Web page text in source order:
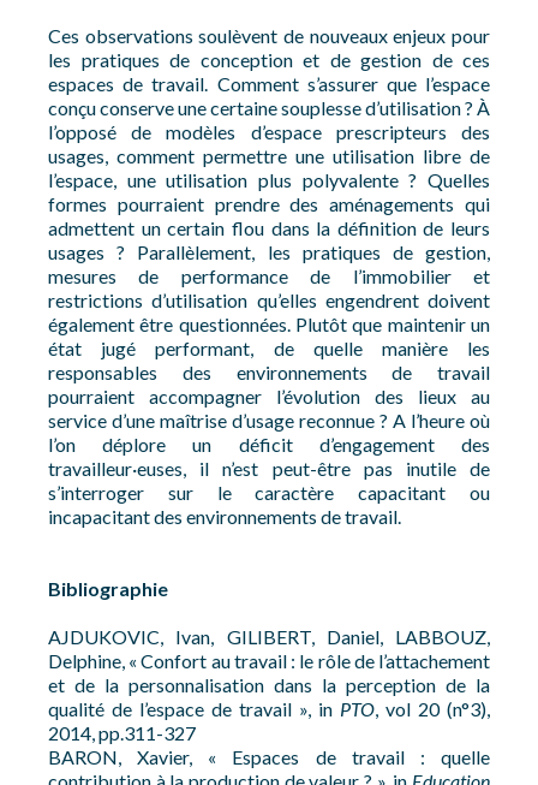
Ces observations soulèvent de nouveaux enjeux pour
les pratiques de conception et de gestion de ces
espaces de travail. Comment s’assurer que l’espace
conçu conserve une certaine souplesse d’utilisation ? À
l’opposé de modèles d’espace prescripteurs des
usages, comment permettre une utilisation libre de
l’espace, une utilisation plus polyvalente ? Quelles
formes pourraient prendre des aménagements qui
admettent un certain flou dans la définition de leurs
usages ? Parallèlement, les pratiques de gestion,
mesures de performance de l’immobilier et
restrictions d’utilisation qu’elles engendrent doivent
également être questionnées. Plutôt que maintenir un
état jugé performant, de quelle manière les
responsables des environnements de travail
pourraient accompagner l’évolution des lieux au
service d’une maîtrise d’usage reconnue ? A l’heure où
l’on déplore un déficit d’engagement des
travailleur·euses, il n’est peut-être pas inutile de
s’interroger sur le caractère capacitant ou
incapacitant des environnements de travail.
Bibliographie
AJDUKOVIC, Ivan, GILIBERT, Daniel, LABBOUZ,
Delphine, « Confort au travail : le rôle de l’attachement
et de la personnalisation dans la perception de la
qualité de l’espace de travail », in PTO, vol 20 (n°3),
2014, pp.311-327
BARON, Xavier, « Espaces de travail : quelle